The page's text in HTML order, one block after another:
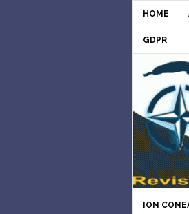
HOME
GDPR
ION